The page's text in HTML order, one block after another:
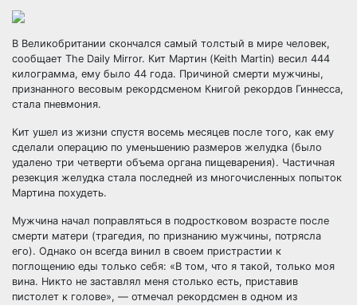
В Великобритании скончался самый толстый в мире человек,
сообщает The Daily Mirror. Кит Мартин (Keith Martin) весил 444
килограмма, ему было 44 года. Причиной смерти мужчины,
признанного весовым рекордсменом Книгой рекордов Гиннесса,
стала пневмония.
Кит ушел из жизни спустя восемь месяцев после того, как ему
сделали операцию по уменьшению размеров желудка (было
удалено три четверти объема органа пищеварения). Частичная
резекция желудка стала последней из многочисленных попыток
Мартина похудеть.
Мужчина начал поправляться в подростковом возрасте после
смерти матери (трагедия, по признанию мужчины, потрясла
его). Однако он всегда винил в своем пристрастии к
поглощению еды только себя: «В том, что я такой, только моя
вина. Никто не заставлял меня столько есть, приставив
пистолет к голове», — отмечал рекордсмен в одном из